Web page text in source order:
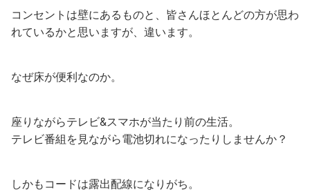
コンセントは壁にあるものと、皆さんほとんどの方が思わ
れているかと思いますが、違います。
なぜ床が便利なのか。
座りながらテレビ&スマホが当たり前の生活。
テレビ番組を見ながら電池切れになったりしませんか？
しかもコードは露出配線になりがち。